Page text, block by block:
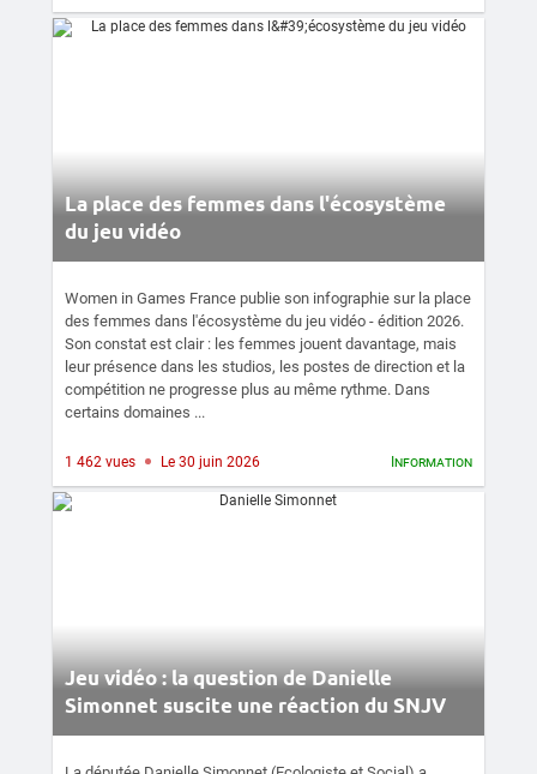
La place des femmes dans l'écosystème
du jeu vidéo
Women in Games France publie son infographie sur la place
des femmes dans l'écosystème du jeu vidéo - édition 2026.
Son constat est clair : les femmes jouent davantage, mais
leur présence dans les studios, les postes de direction et la
compétition ne progresse plus au même rythme. Dans
certains domaines ...
1 462 vues Le 30 juin 2026 Information
Jeu vidéo : la question de Danielle
Simonnet suscite une réaction du SNJV